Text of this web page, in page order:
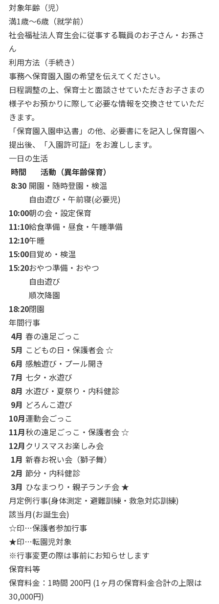
対象年齢（児）
満1歳～6歳（就学前）
社会福祉法人育生会に従事する職員のお子さん・お孫さ
ん
利用方法（手続き）
事務へ保育園入園の希望を伝えてください。
日程調整の上、保育士と面談させていただきお子さまの
様子やお預かりに際して必要な情報を交換させていただ
きます。
「保育園入園申込書」の他、必要書にを記入し保育園へ
提出後、「入園許可証」をお渡しします。
一日の生活
時間
活動（異年齢保育）
8:30 開園・随時登園・検温
自由遊び・午前寝(必要児)
10:00朝の会・設定保育
11:10給食準備・昼食・午睡準備
12:10午睡
15:00目覚め・検温
15:20おやつ準備・おやつ
自由遊び
順次降園
18:20閉園
年間行事
4月 春の遠足ごっこ
5月 こどもの日・保護者会 ☆
6月 感触遊び・プール開き
7月 七夕・水遊び
8月 水遊び・夏祭り・内科健診
9月 どろんこ遊び
10月運動会ごっこ
11月秋の遠足ごっこ・保護者会 ☆
12月クリスマスお楽しみ会
1月 新春お祝い会（獅子舞）
2月 節分・内科健診
3月 ひなまつり・親子ランチ会 ★
月定例行事(身体測定・避難訓練・救急対応訓練)
該当月(お誕生会)
☆印…保護者参加行事
★印…転園児対象
※行事変更の際は事前にお知らせします
保育料等
保育料金：1時間 200円 (1ヶ月の保育料金合計の上限は
30,000円)